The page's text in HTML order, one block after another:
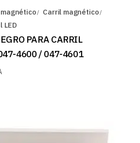
Carril magnético
LED
PARA CARRIL
4600 / 047-4601